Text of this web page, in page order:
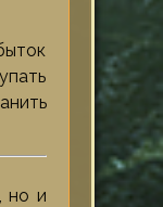
но и